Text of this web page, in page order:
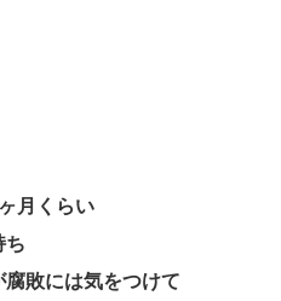
月くらい
ち
敗には気をつけて